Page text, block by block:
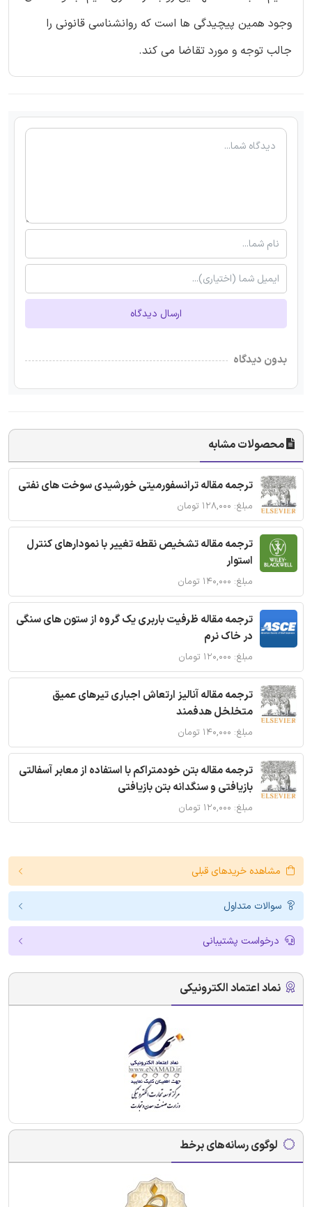
وجود همین پیچیدگی ها است که روانشناسی قانونی را
جالب توجه و مورد تقاضا می کند.
ارسال دیدگاه
بدون دیدگاه
محصولات مشابه
ترجمه مقاله ترانسفورمیتی خورشیدی سوخت های نفتی
مبلغ: ۱۲۸,۰۰۰ تومان
ترجمه مقاله تشخیص نقطه تغییر با نمودارهای کنترل
استوار
مبلغ: ۱۴۰,۰۰۰ تومان
ترجمه مقاله ظرفیت باربری یک گروه از ستون های سنگی
در خاک نرم
مبلغ: ۱۲۰,۰۰۰ تومان
ترجمه مقاله آنالیز ارتعاش اجباری تیرهای عمیق
متخلخل هدفمند
مبلغ: ۱۴۰,۰۰۰ تومان
ترجمه مقاله بتن خودمتراکم با استفاده از معابر آسفالتی
بازیافتی و سنگدانه بتن بازیافتی
مبلغ: ۱۲۰,۰۰۰ تومان
مشاهده خریدهای قبلی
سوالات متداول
درخواست پشتیبانی
نماد اعتماد الکترونیکی
لوگوی رسانه‌های برخط